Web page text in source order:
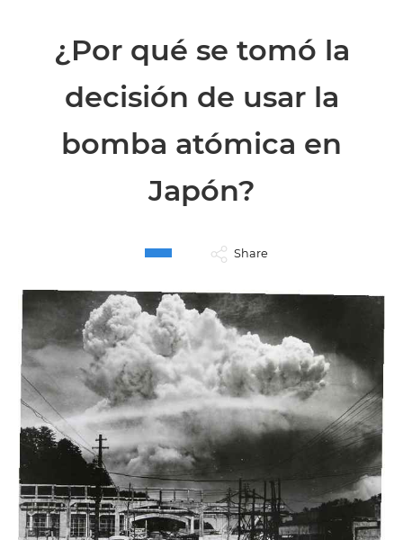
¿Por qué se tomó la
decisión de usar la
bomba atómica en
Japón?
Share